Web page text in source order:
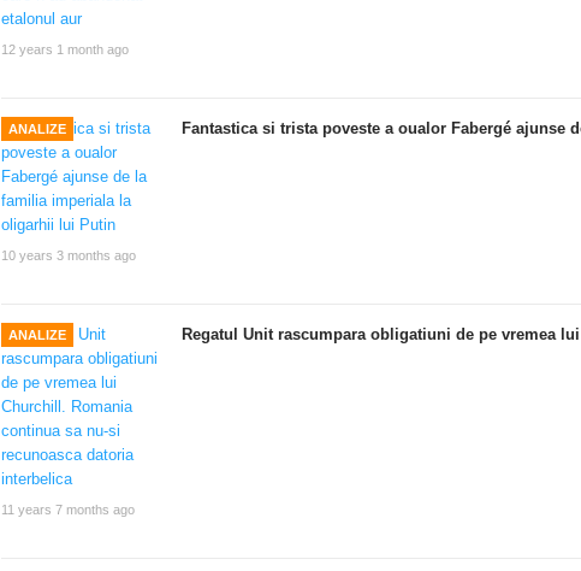
12 years 1 month ago
ANALIZE
10 years 3 months ago
Fantastica si trista poveste a oualor Fabergé
ANALIZE
11 years 7 months ago
Regatul Unit rascumpara obligatiuni de pe vremea